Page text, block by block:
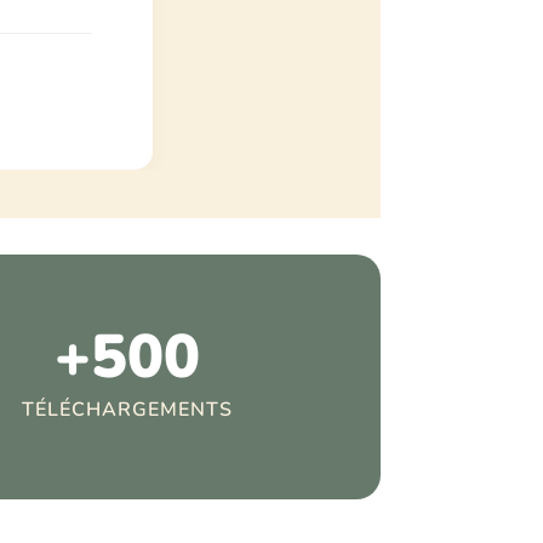
+500
TÉLÉCHARGEMENTS